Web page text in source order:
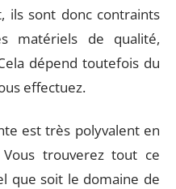
ils sont donc contraints
matériels de qualité,
dépend toutefois du
effectuez.
est très polyvalent en
Vous trouverez tout ce
que soit le domaine de